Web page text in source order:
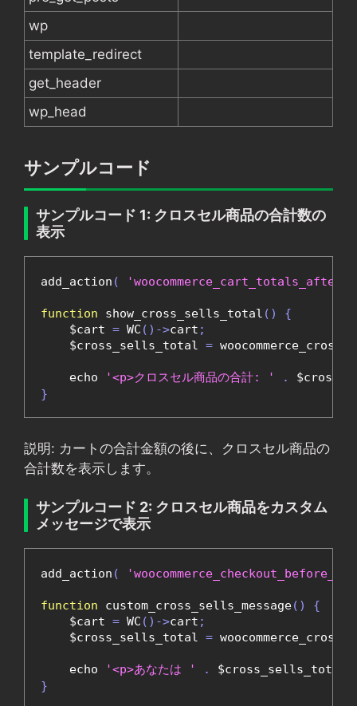
wp
template_redirect
get_header
wp_head
サンプルコード
サンプルコード 1: クロスセル商品の合計数の
表示
add_action (
function show_cross_sells_total ()
{
    $cart
= WC ()->cart ;
    $cross_sells_total
=
    echo
'<p>クロスセル商品の合計: ' .
}
説明: カートの合計金額の後に、クロスセル商品の
合計数を表示します。
サンプルコード 2: クロスセル商品をカスタム
メッセージで表示
add_action (
function custom_cross_sells_message()
{
    $cart
= WC ()->cart ;
    $cross_sells_total
=
    echo
'<p>あなたは ' . $cross_sells_total
}